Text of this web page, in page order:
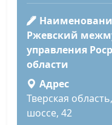
Ржевский
управления
области
Адрес
Тверская
шоссе, 42